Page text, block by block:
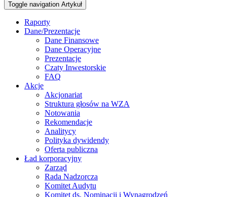
Toggle navigation Artykuł
Raporty
Dane/Prezentacje
Dane Finansowe
Dane Operacyjne
Prezentacje
Czaty Inwestorskie
FAQ
Akcje
Akcjonariat
Struktura głosów na WZA
Notowania
Rekomendacje
Analitycy
Polityka dywidendy
Oferta publiczna
Ład korporacyjny
Zarząd
Rada Nadzorcza
Komitet Audytu
Komitet ds. Nominacji i Wynagrodzeń